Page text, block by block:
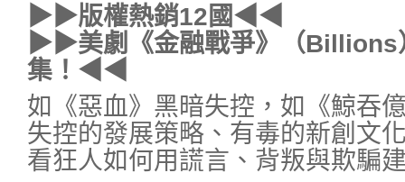
▶▶版權熱銷12國◀◀
▶▶美劇《金融戰爭》（Billions
集！◀◀
如《惡血》黑暗失控，如《鯨吞
失控的發展策略、有毒的新創文
看狂人如何用謊言、背叛與欺騙